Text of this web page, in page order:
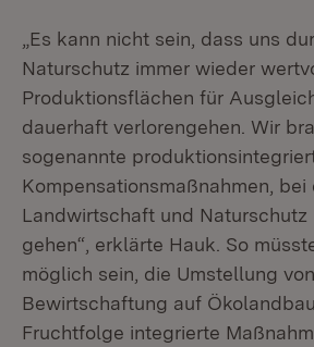
„Es kann nicht sein, dass uns
Naturschutz immer wieder
Produktionsflächen für
dauerhaft verlorengehen. Wir
sogenannte
Kompensationsmaßnahmen, bei
Landwirtschaft und Naturschutz
gehen“, erklärte Hauk. So
möglich sein, die Umstellung
Bewirtschaftung auf
Fruchtfolge integrierte